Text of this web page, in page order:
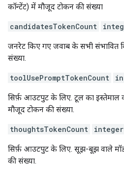
कॉन्टेंट) में मौजूद टोकन की संख्या
candidatesTokenCount
जनरेट किए गए जवाब के सभी संभावित
संख्या.
toolUsePromptTokenCount
सिर्फ़ आउटपुट के लिए. टूल का इस्तेमाल
मौजूद टोकन की संख्या.
thoughtsTokenCount integer
सिर्फ़ आउटपुट के लिए. सूझ-बूझ वाले
की संख्या.